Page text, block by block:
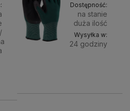
/
Dostępność:
na stanie
duża ilość
Wysyłka w:
24 godziny